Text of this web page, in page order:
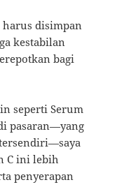
harus disimpan
kestabilan
bagi
seperti Serum
pasaran—yang
C ini lebih
penyerapan